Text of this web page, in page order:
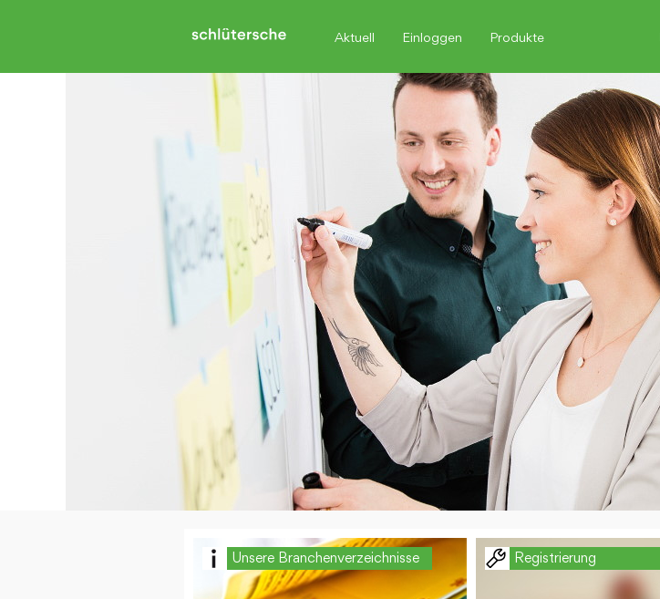
Aktuell Einloggen Produkte
Unsere Branchenverzeichnisse Registrierung